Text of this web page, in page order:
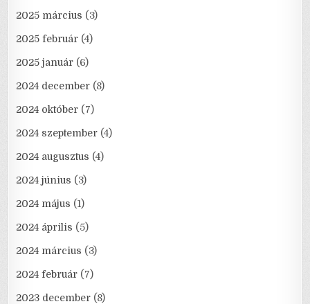
2025 március (3)
2025 február (4)
2025 január (6)
2024 december (8)
2024 október (7)
2024 szeptember (4)
2024 augusztus (4)
2024 június (3)
2024 május (1)
2024 április (5)
2024 március (3)
2024 február (7)
2023 december (8)